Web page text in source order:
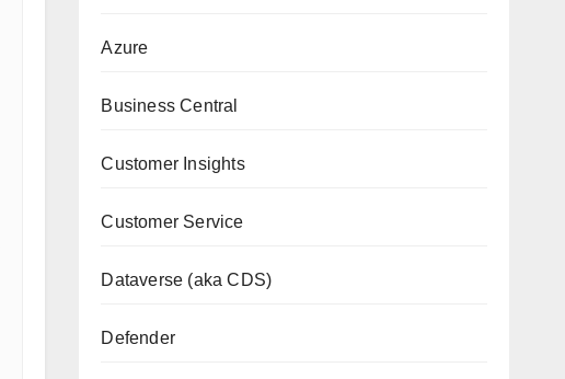
Azure
Business Central
Customer Insights
Customer Service
Dataverse (aka CDS)
Defender